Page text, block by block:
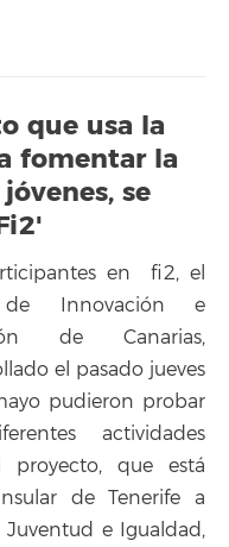
que usa la
fomentar la
se
en fi2, el
Innovación e
de Canarias,
el pasado jueves
pudieron probar
actividades
proyecto, que está
de Tenerife a
Juventud e Igualdad,